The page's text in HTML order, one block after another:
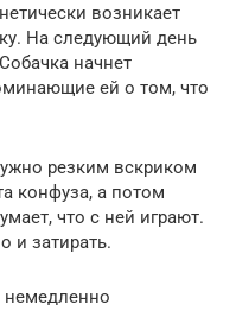
возникает
На следующий день
начнет
ей о том, что
резким вскриком
конфуза, а потом
что с ней играют.
и затирать.
немедленно